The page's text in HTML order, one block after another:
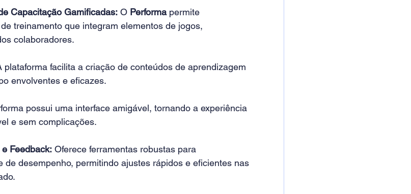
Capacitação Gamificadas: O Performa permite
treinamento que integram elementos de jogos,
colaboradores.
plataforma facilita a criação de conteúdos de aprendizagem
envolventes e eficazes.
possui uma interface amigável, tornando a experiência
e sem complicações.
Feedback: Oferece ferramentas robustas para
de desempenho, permitindo ajustes rápidos e eficientes nas